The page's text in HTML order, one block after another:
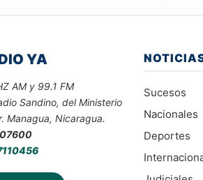
YA
AM y 99.1 FM
Sandino, del Ministerio
Managua, Nicaragua.
Sucesos
Nacionales
Deportes